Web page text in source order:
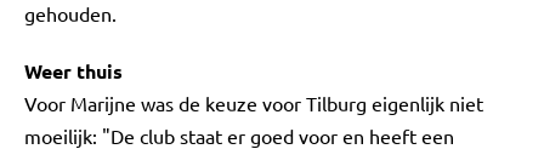
gehouden.
Weer thuis
Voor Marijne was de keuze voor Tilburg eigenlijk niet
moeilijk: "De club staat er goed voor en heeft een